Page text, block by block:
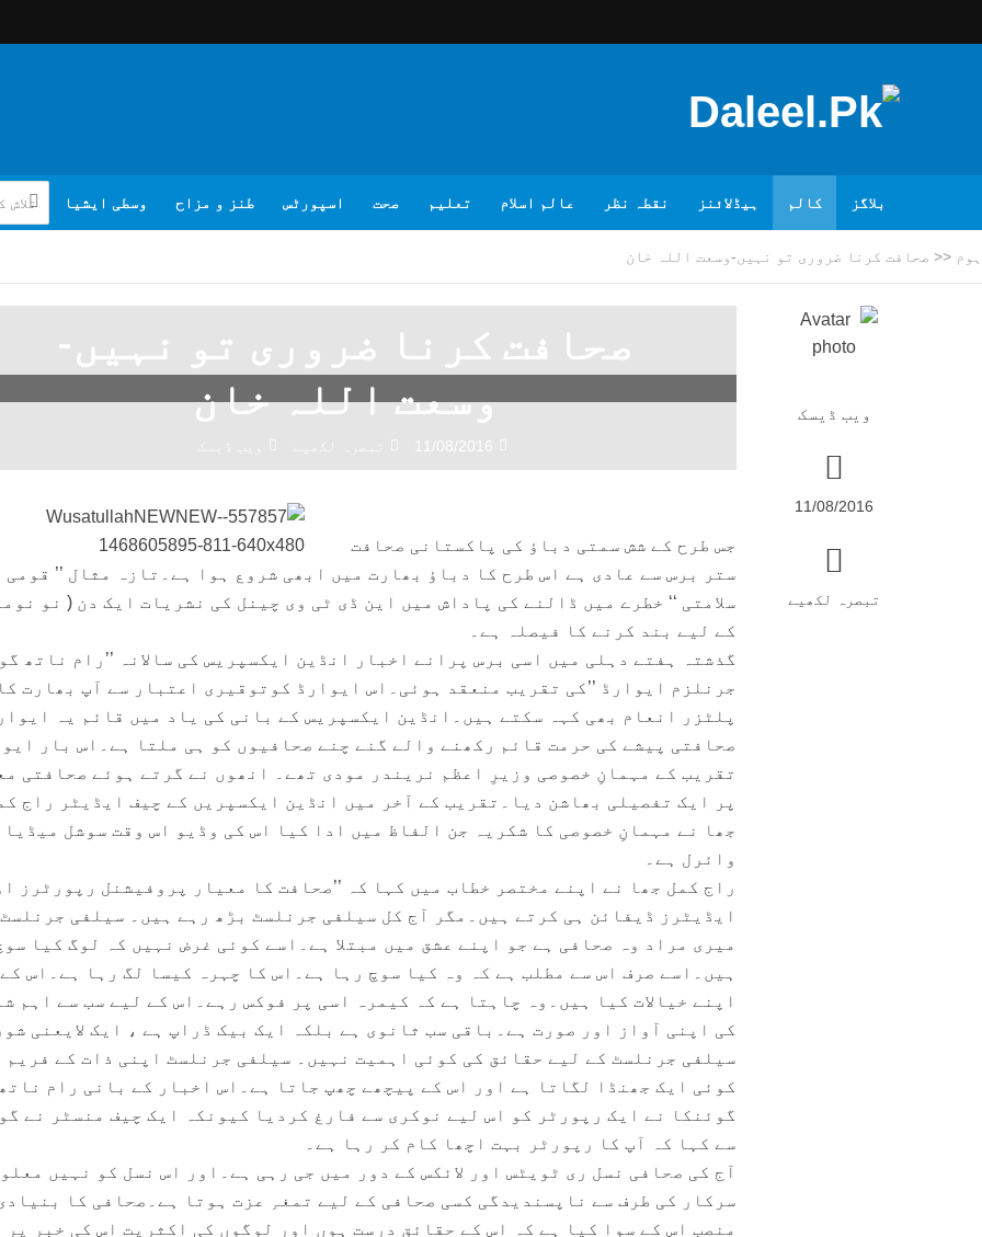
بلاگز کالم ہیڈلائنز نقطہ نظر عالم اسلام تعلیم صحت اسپورٹس طنز و مزاح وسطی ایشیا
ہوم << صحافت کرنا ضروری تو نہیں-وسعت اللہ خان
ویب ڈیسک
11/08/2016
تبصرہ لکھیے
صحافت کرنا ضروری تو نہیں-
وسعت اللہ خان
11/08/2016
جس طرح کے شش سمتی دباؤ کی پاکستانی صحافت
ستر برس سے عادی ہے اس طرح کا دباؤ بھارت میں ابھی شروع ہوا ہے۔تازہ مثال ’’ قومی
سلامتی ‘‘ خطرے میں ڈالنے کی پاداش میں این ڈی ٹی وی چینل کی نشریات ایک دن ( نو
کے لیے بند کرنے کا فیصلہ ہے۔
گذشتہ ہفتے دہلی میں اسی برس پرانے اخبار انڈین ایکسپریس کی سالانہ ’’رام ناتھ
جرنلزم ایوارڈ ’’کی تقریب منعقد ہوئی۔اس ایوارڈ کوتوقیری اعتبار سے آپ بھارت کا
پلٹزر انعام بھی کہہ سکتے ہیں۔انڈین ایکسپریس کے بانی کی یاد میں قائم یہ
صحافتی پیشے کی حرمت قائم رکھنے والے گنے چنے صحافیوں کو ہی ملتا ہے۔اس بار
تقریب کے مہمانِ خصوصی وزیرِ اعظم نریندر مودی تھے۔ انھوں نے گرتے ہوئے صحافتی
پر ایک تفصیلی بھاشن دیا۔تقریب کے آخر میں انڈین ایکسپریں کے چیف ایڈیٹر راج
جھا نے مہمانِ خصوصی کا شکریہ جن الفاظ میں ادا کیا اس کی وڈیو اس وقت سوشل میڈیا
وائرل ہے۔
راج کمل جھا نے اپنے مختصر خطاب میں کہا کہ ’’صحافت کا معیار پروفیشنل رپورٹرز
ایڈیٹرز ڈیفائن ہی کرتے ہیں۔مگر آج کل سیلفی جرنلسٹ بڑھ رہے ہیں۔ سیلفی
میری مراد وہ صحافی ہے جو اپنے عشق میں مبتلا ہے۔اسے کوئی غرض نہیں کہ لوگ کیا
ہیں۔اسے صرف اس سے مطلب ہے کہ وہ کیا سوچ رہا ہے۔اس کا چہرہ کیسا لگ رہا ہے۔اس کے
اپنے خیالات کیا ہیں۔وہ چاہتا ہے کہ کیمرہ اسی پر فوکس رہے۔اس کے لیے سب سے اہم
کی اپنی آواز اور صورت ہے۔باقی سب ثانوی ہے بلکہ ایک بیک ڈراپ ہے ، ایک لایعنی
سیلفی جرنلسٹ کے لیے حقائق کی کوئی اہمیت نہیں۔ سیلفی جرنلسٹ اپنی ذات کے فریم
کوئی ایک جھنڈا لگاتا ہے اور اس کے پیچھے چھپ جاتا ہے۔اس اخبار کے بانی رام ناتھ
گوئنکا نے ایک رپورٹر کو اس لیے نوکری سے فارغ کردیا کیونکہ ایک چیف منسٹر نے
سے کہا کہ آپ کا رپورٹر بہت اچھا کام کر رہا ہے۔
آج کی صحافی نسل ری ٹویٹس اور لائکس کے دور میں جی رہی ہے۔اور اس نسل کو نہیں
سرکار کی طرف سے ناپسندیدگی کسی صحافی کے لیے تمغہِ عزت ہوتا ہے۔صحافی کا
منصب اس کے سوا کیا ہے کہ اس کے حقائق درست ہوں اور لوگوں کی اکثریت اس کی خبر پر